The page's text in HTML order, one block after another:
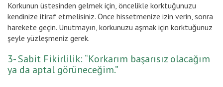
Korkunun üstesinden gelmek için, öncelikle korktuğunuzu
kendinize itiraf etmelisiniz. Önce hissetmenize izin verin, sonra
harekete geçin. Unutmayın, korkunuzu aşmak için korktuğunuz
şeyle yüzleşmeniz gerek.
3- Sabit Fikirlilik: “Korkarım başarısız olacağım
ya da aptal görüneceğim.”